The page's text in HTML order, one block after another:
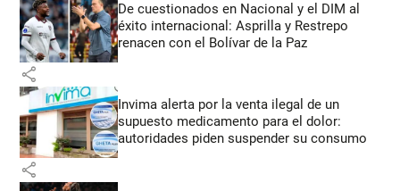
De cuestionados en Nacional y el DIM al
éxito internacional: Asprilla y Restrepo
renacen con el Bolívar de la Paz
share
Invima alerta por la venta ilegal de un
supuesto medicamento para el dolor:
autoridades piden suspender su consumo
share